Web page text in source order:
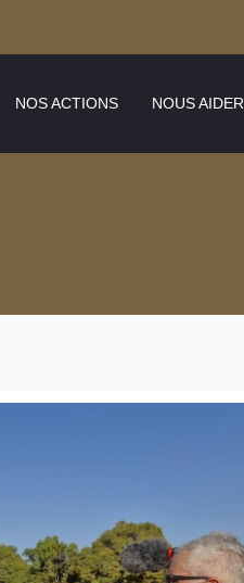
NOS ACTIONS NOUS AIDER